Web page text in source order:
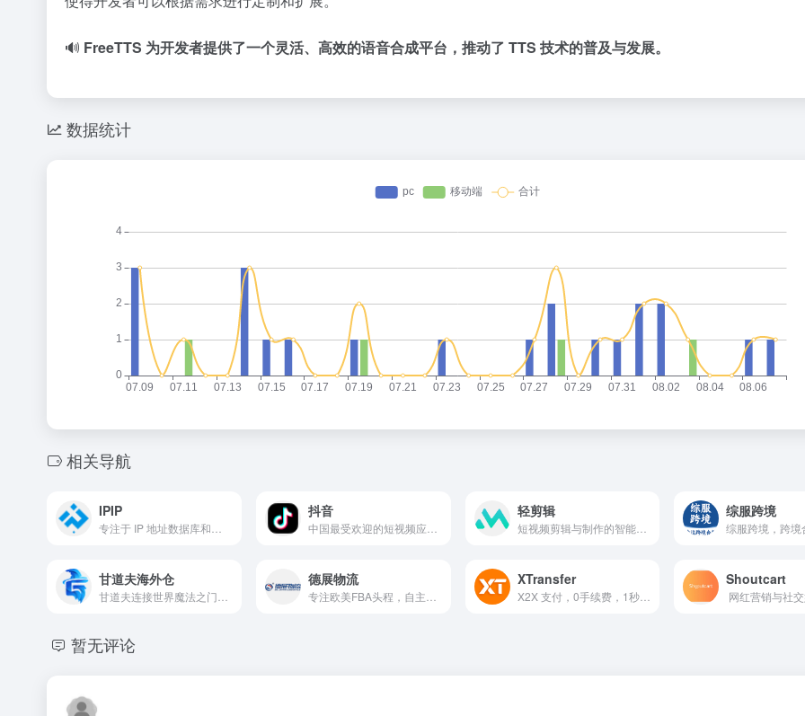
🔊 FreeTTS 为开发者提供了一个灵活、高效的语音合成平台，推动了 TTS 技术的普及与发展。
数据统计
相关导航
IPIP 抖音 轻剪辑
短视频剪辑与制作的智能平台
综服跨境
甘道夫海外仓 德展物流 XTransfer
X2X 支付，0手续费，1秒到账，7*24h服务
Shoutcart
暂无评论